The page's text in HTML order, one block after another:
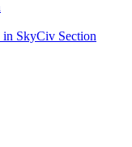
in SkyCiv Section